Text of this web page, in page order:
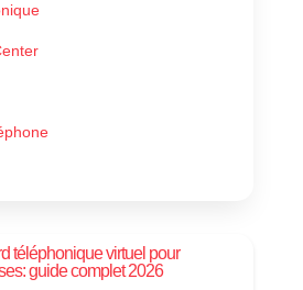
téléphonique virtuel pour
guide complet 2026